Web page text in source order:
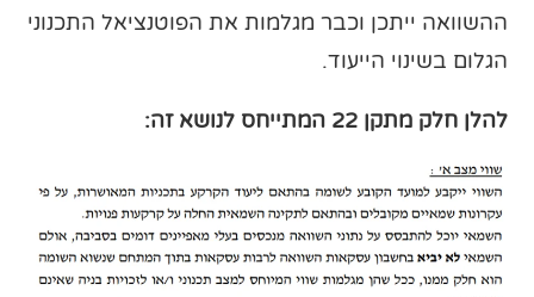
ההשוואה ייתכן וכבר מגלמות את הפוטנציאל התכנוני
הגלום בשינוי הייעוד.
להלן חלק מתקן 22 המתייחס לנושא זה: